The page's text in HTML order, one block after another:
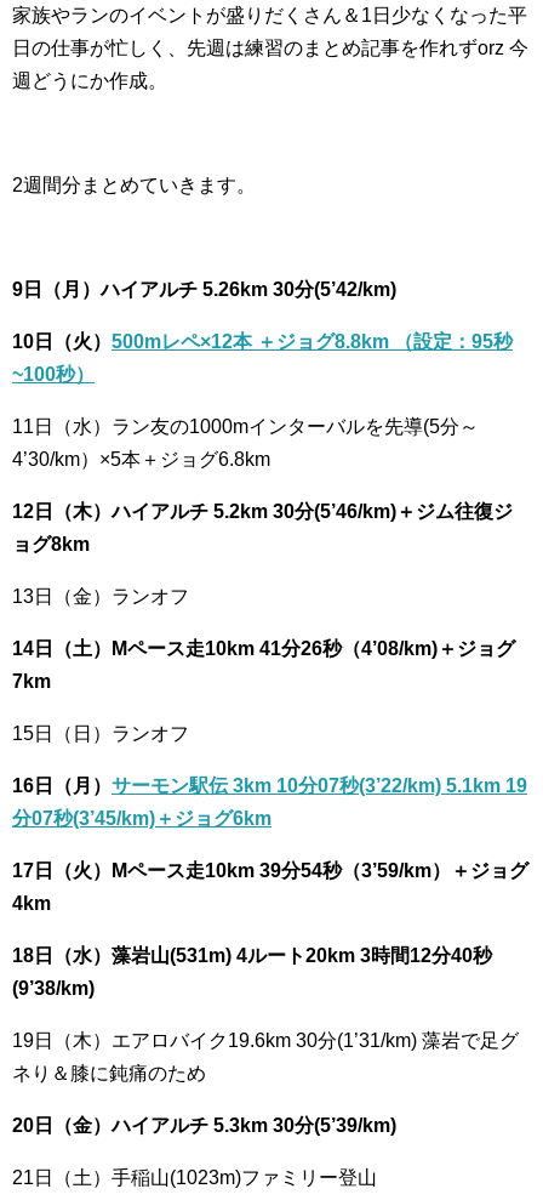
家族やランのイベントが盛りだくさん＆1日少なくなった平
日の仕事が忙しく、先週は練習のまとめ記事を作れずorz 今
週どうにか作成。
2週間分まとめていきます。
9日（月）ハイアルチ 5.26km 30分(5’42/km)
10日（火） 500mレペ×12本 ＋ジョグ8.8km （設定：95秒
~100秒）
11日（水）ラン友の1000mインターバルを先導(5分～
4’30/km）×5本＋ジョグ6.8km
12日（木）ハイアルチ 5.2km 30分(5’46/km)＋ジム往復ジ
ョグ8km
13日（金）ランオフ
14日（土）Mペース走10km 41分26秒（4’08/km)＋ジョグ
7km
15日（日）ランオフ
16日（月） サーモン駅伝 3km 10分07秒(3’22/km) 5.1km 19
分07秒(3’45/km)＋ジョグ6km
17日（火）Mペース走10km 39分54秒（3’59/km）＋ジョグ
4km
18日（水）藻岩山(531m) 4ルート20km 3時間12分40秒
(9’38/km)
19日（木）エアロバイク19.6km 30分(1’31/km) 藻岩で足グ
ネり＆膝に鈍痛のため
20日（金）ハイアルチ 5.3km 30分(5’39/km)
21日（土）手稲山(1023m)ファミリー登山